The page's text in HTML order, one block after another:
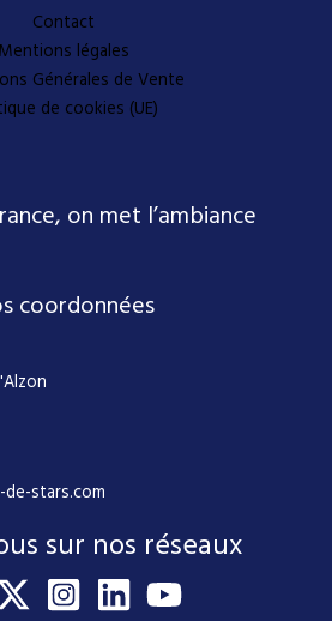
Contact
Mentions légales
Générales de Vente
de cookies (UE)
on met l’ambiance
coordonnées
stars.com
sur nos réseaux